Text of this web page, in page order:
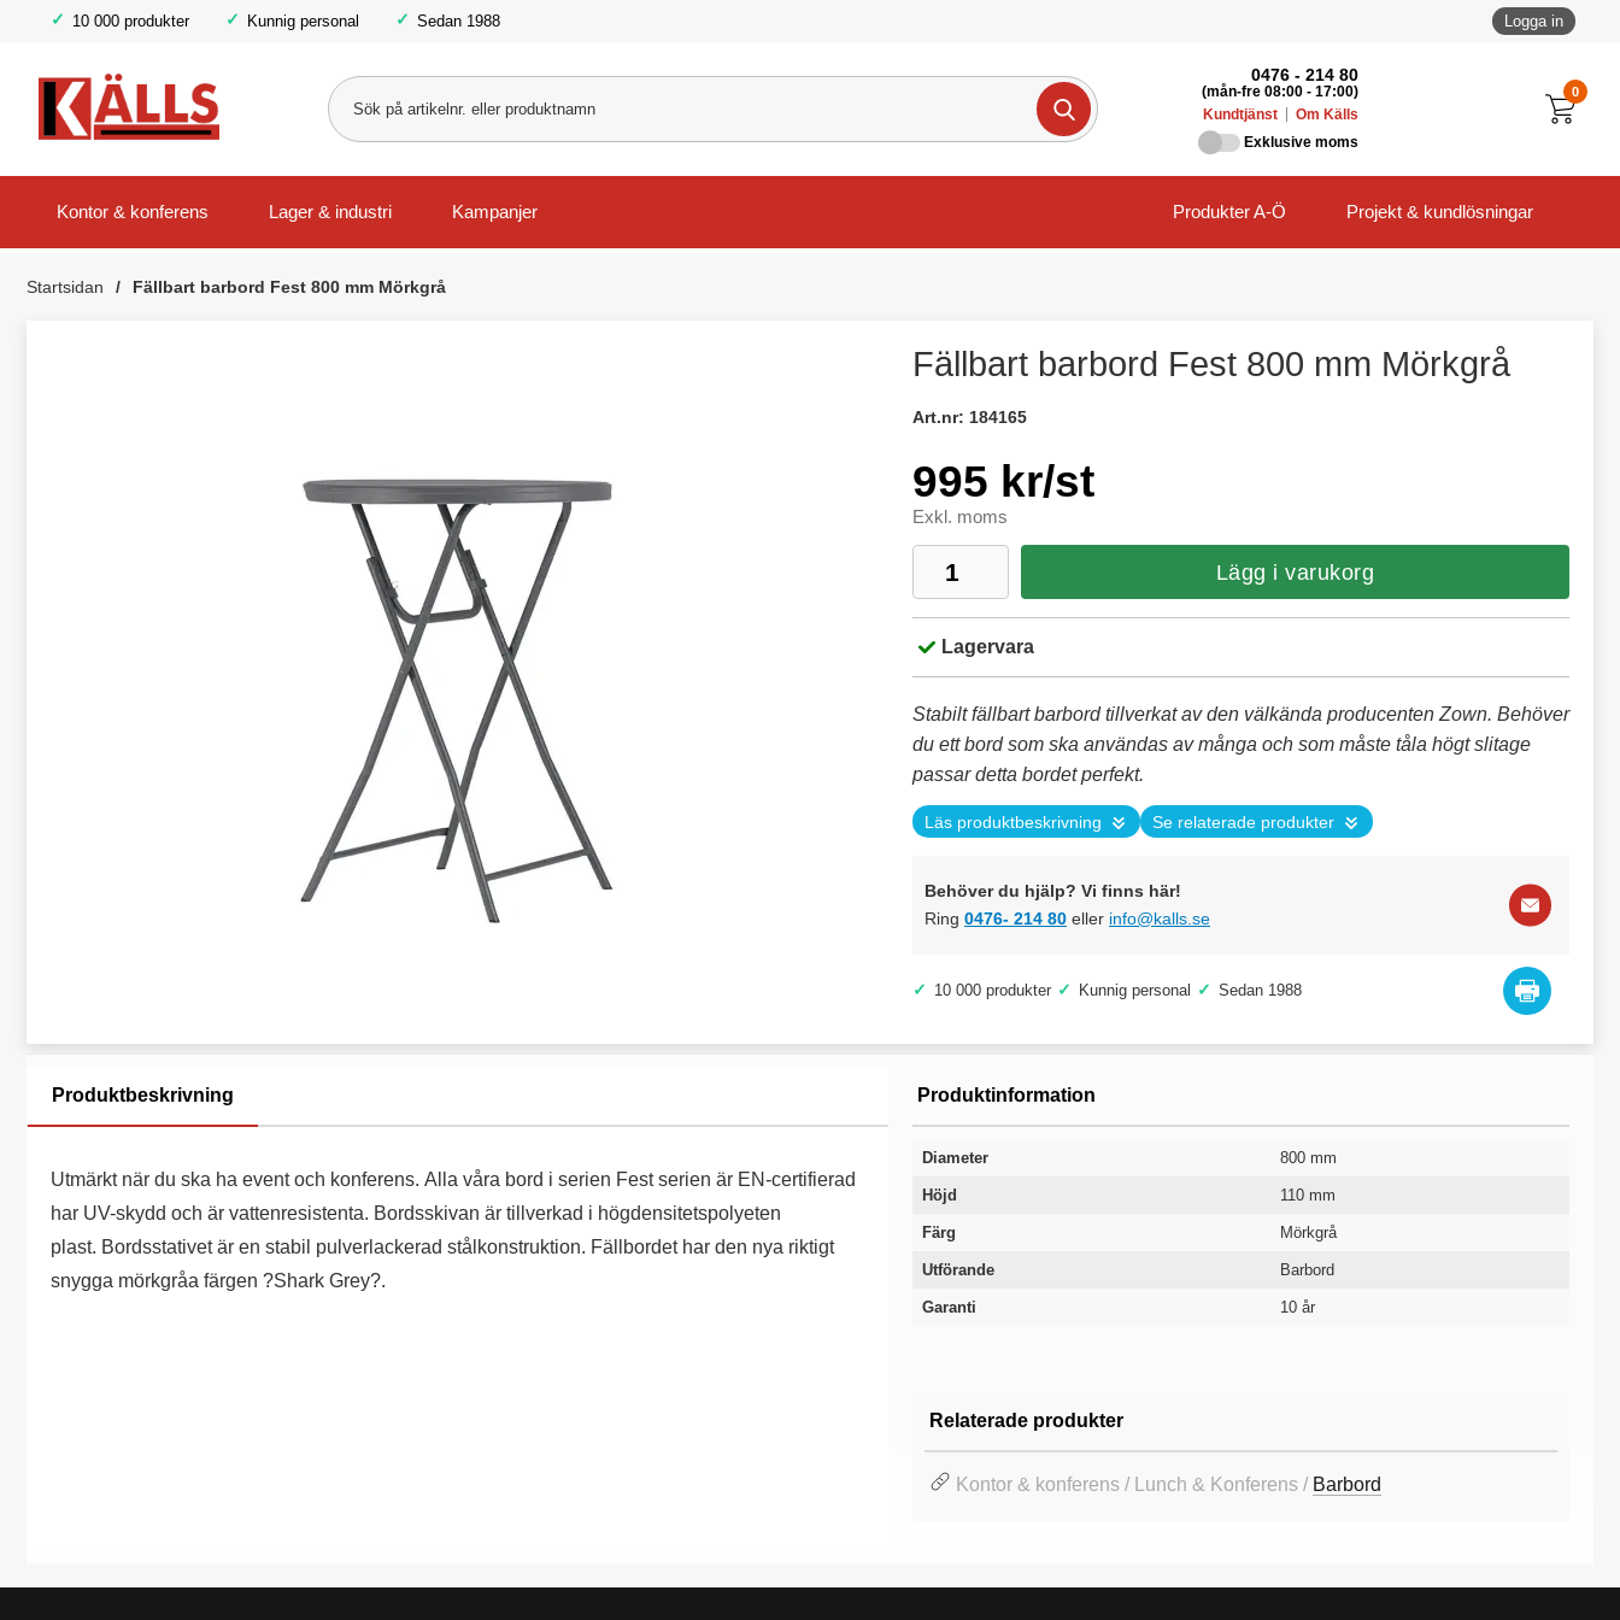
10 000 produkter Kunnig personal Sedan 1988 Logga in
0
0476 - 214 80
(mån-fre 08:00 - 17:00)
Kundtjänst
Om Källs
Exklusive moms
Kontor & konferens Lager & industri Kampanjer Produkter A-Ö Projekt & kundlösningar
Startsidan Fällbart barbord Fest 800 mm Mörkgrå
Fällbart barbord Fest 800 mm Mörkgrå
Art.nr: 184165
995 kr/st
Exkl. moms
Lägg i varukorg
Lagervara
Stabilt fällbart barbord tillverkat av den välkända producenten Zown. Behöver
du ett bord som ska användas av många och som måste tåla högt slitage
passar detta bordet perfekt.
Läs produktbeskrivning Se relaterade produkter
Behöver du hjälp? Vi finns här!
Ring 0476- 214 80 eller info@kalls.se
✓ 10 000 produkter ✓ Kunnig personal ✓ Sedan 1988
Produktbeskrivning
Utmärkt när du ska ha event och konferens. Alla våra bord i serien Fest serien är EN-certifierad
har UV-skydd och är vattenresistenta. Bordsskivan är tillverkad i högdensitetspolyeten
plast. Bordsstativet är en stabil pulverlackerad stålkonstruktion. Fällbordet har den nya riktigt
snygga mörkgråa färgen ?Shark Grey?.
Produktinformation
Diameter 800 mm
Höjd 110 mm
Färg Mörkgrå
Utförande Barbord
Garanti 10 år
Relaterade produkter
Kontor & konferens / Lunch & Konferens / Barbord